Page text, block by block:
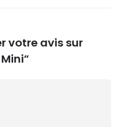
votre avis sur